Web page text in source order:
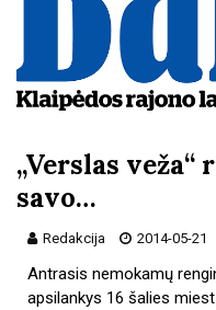
„Verslas
savo…
Redakcija 2014-05-21
Antrasis nemokamų
apsilankys 16 šalies